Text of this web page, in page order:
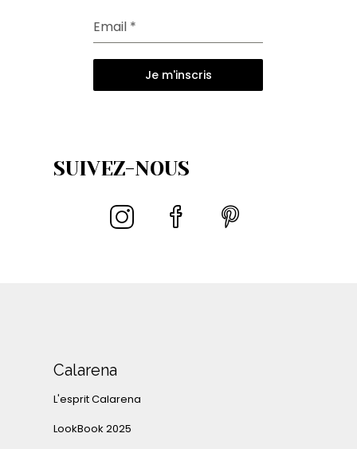
Email *
Je m'inscris
SUIVEZ-NOUS
Calarena
L'esprit Calarena
LookBook 2025